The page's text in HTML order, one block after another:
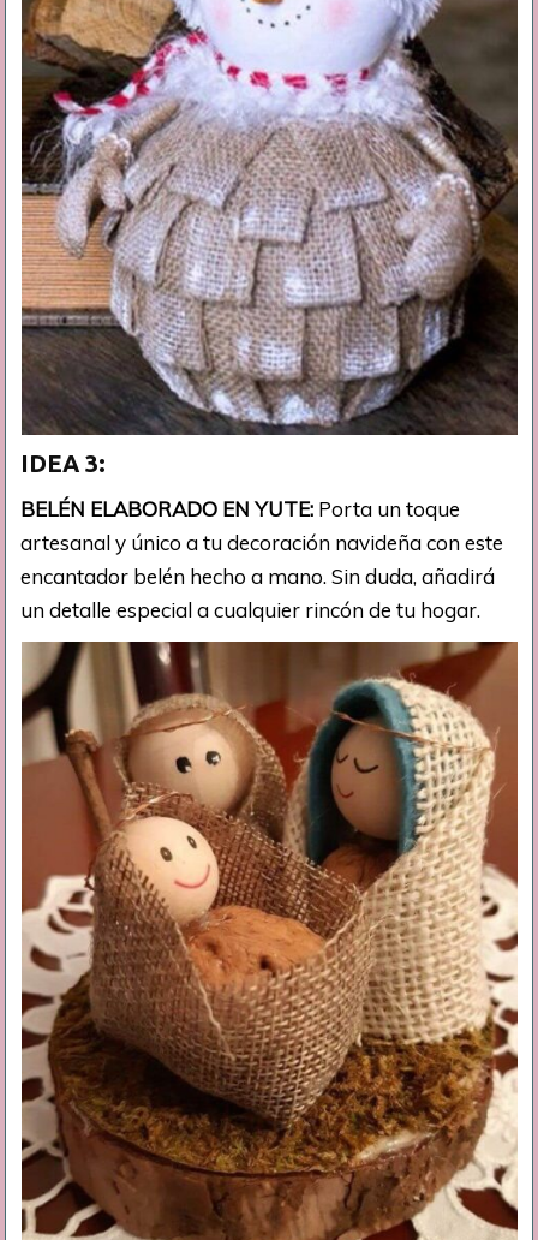
IDEA 3:
BELÉN ELABORADO EN YUTE: Porta un toque
artesanal y único a tu decoración navideña con este
encantador belén hecho a mano. Sin duda, añadirá
un detalle especial a cualquier rincón de tu hogar.